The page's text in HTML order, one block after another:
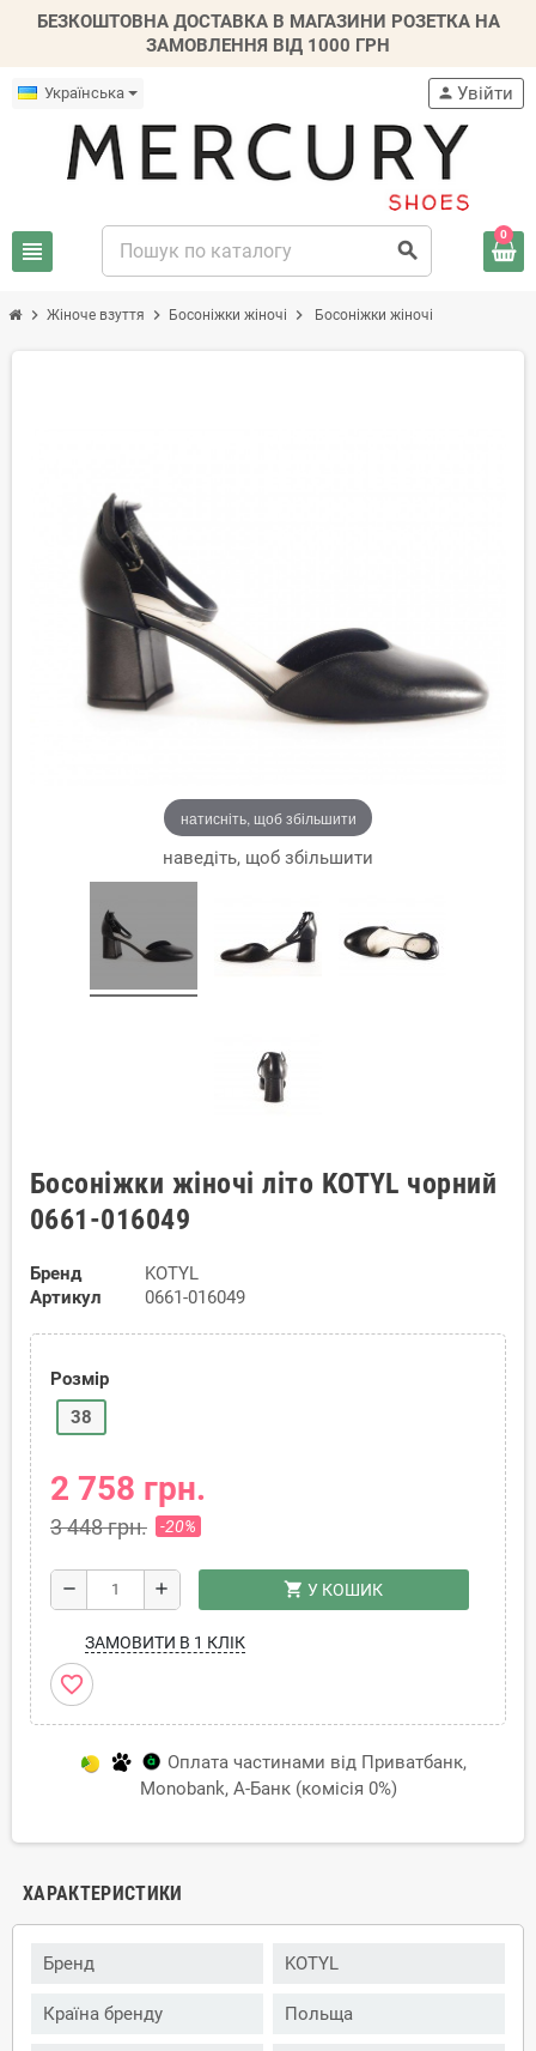
БЕЗКОШТОВНА ДОСТАВКА В МАГАЗИНИ РОЗЕТКА НА
ЗАМОВЛЕННЯ ВІД 1000 ГРН
Українська
view_headline search
person Увійти
0
chevron_right Жіноче взуття chevron_right Босоніжки жіночі chevron_right Босоніжки жіночі
натисніть, щоб збільшити
наведіть, щоб збільшити
Босоніжки жіночі літо KOTYL чорний
0661-016049
Бренд
KOTYL
Артикул
0661-016049
Розмір
38
2 758 грн.
3 448 грн. -20%
remove add shopping_cart У КОШИК
ЗАМОВИТИ В 1 КЛІК
favorite_border
Оплата частинами від Приватбанк,
Monobank, А-Банк (комісія 0%)
ХАРАКТЕРИСТИКИ
Бренд KOTYL
Країна бренду Польща